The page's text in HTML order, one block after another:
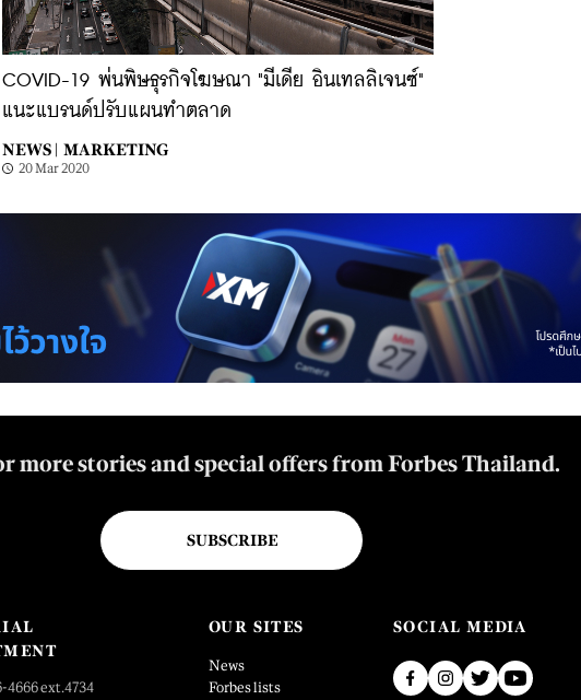
COVID-19 พ่นพิษธุรกิจโฆษณา "มีเดีย อินเทลลิเจนซ์"
แนะแบรนด์ปรับแผนทำตลาด
NEWS | MARKETING
20 Mar 2020
more stories and special offers from Forbes Thailand.
SUBSCRIBE
4666 ext.4734
OUR SITES
News
Forbes lists
SOCIAL MEDIA